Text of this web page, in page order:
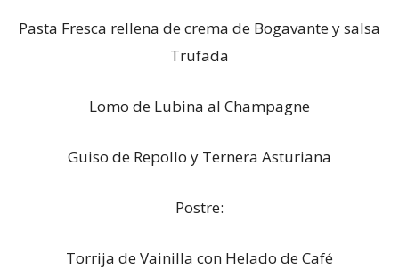
Pasta Fresca rellena de crema de Bogavante y salsa
Trufada
Lomo de Lubina al Champagne
Guiso de Repollo y Ternera Asturiana
Postre:
Torrija de Vainilla con Helado de Café